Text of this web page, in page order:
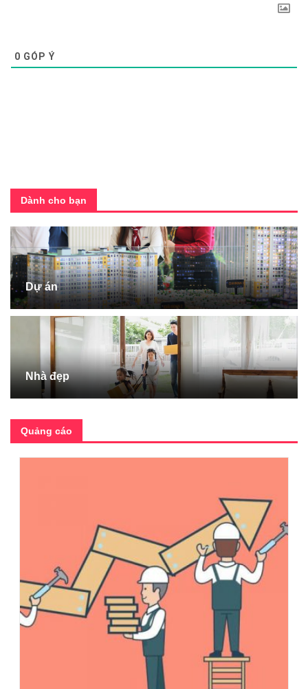
0 GÓP Ý
Dành cho bạn
Dự án
Nhà đẹp
Quảng cáo